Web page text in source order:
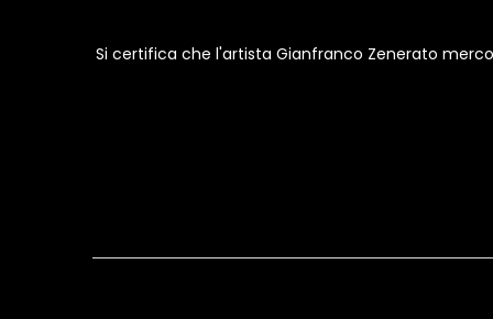
Si certifica che l'artista Gianfranco Zenerato